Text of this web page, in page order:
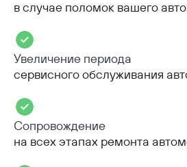
в случае поломок вашего
Увеличение периода
сервисного обслуживания
Сопровождение
на всех этапах ремонта